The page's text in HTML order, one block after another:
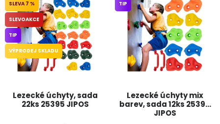
Jaký je aktuální stav mé objednávky?
Velkoobchodní spolupráce (B2B) Prodejna nářadí
Servis nářadí Hodnocení obchodu
Doprava a platba Váš zákaznický účet Kontakt
Lezecké úchyty, sada
22ks 25395 JIPOS
7 %
SLEVOAKCE
TIP
VÝPRODEJ SKLADU
Lezecké úchyty mix
barev, sada 12ks 25394
JIPOS
TIP